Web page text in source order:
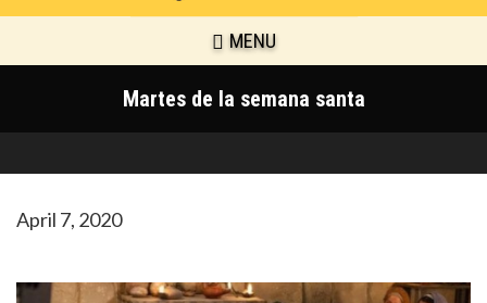
MENU
Martes de la semana santa
April 7, 2020